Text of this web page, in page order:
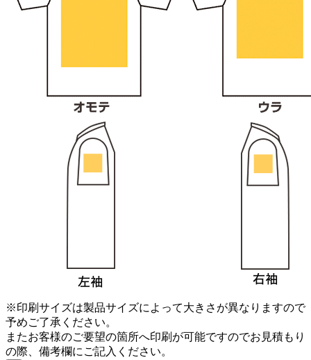
※印刷サイズは製品サイズによって大きさが異なりますので
予めご了承ください。
またお客様のご要望の箇所へ印刷が可能ですのでお見積もり
の際、備考欄にご記入ください。